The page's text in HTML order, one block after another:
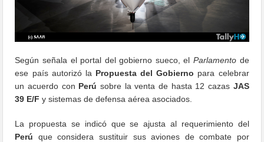
Según señala el portal del gobierno sueco, el Parlamentode
ese país autorizó la Propuesta del Gobierno para celebrar
un acuerdo con Perú sobre la venta de hasta 12 cazas JAS
39 E/F y sistemas de defensa aérea asociados.
La propuesta se indicó que se ajusta al requerimiento del
Perú que considera sustituir sus aviones de combate por